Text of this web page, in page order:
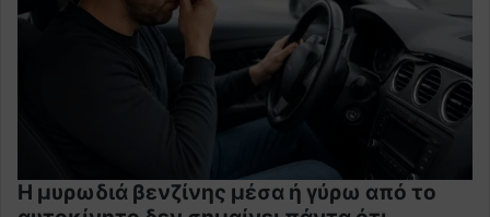
Η μυρωδιά βενζίνης μέσα ή γύρω από το